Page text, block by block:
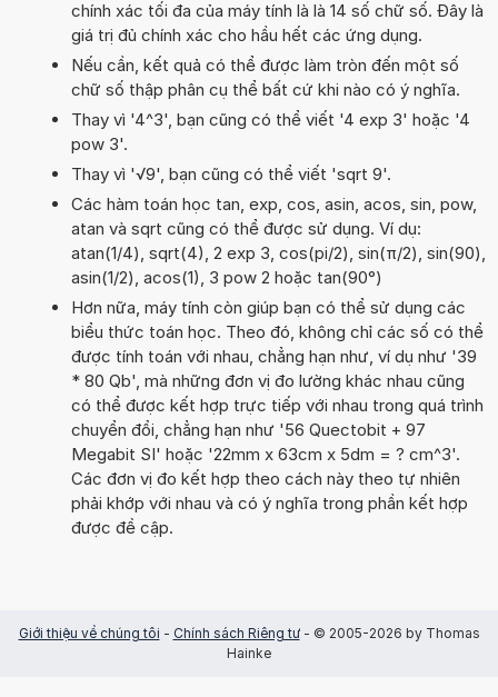
chính xác tối đa của máy tính là là 14 số chữ số. Đây là
giá trị đủ chính xác cho hầu hết các ứng dụng.
Nếu cần, kết quả có thể được làm tròn đến một số
chữ số thập phân cụ thể bất cứ khi nào có ý nghĩa.
Thay vì '4^3', bạn cũng có thể viết '4 exp 3' hoặc '4
pow 3'.
Thay vì '√9', bạn cũng có thể viết 'sqrt 9'.
Các hàm toán học tan, exp, cos, asin, acos, sin, pow,
atan và sqrt cũng có thể được sử dụng. Ví dụ:
atan(1/4), sqrt(4), 2 exp 3, cos(pi/2), sin(π/2), sin(90),
asin(1/2), acos(1), 3 pow 2 hoặc tan(90°)
Hơn nữa, máy tính còn giúp bạn có thể sử dụng các
biểu thức toán học. Theo đó, không chỉ các số có thể
được tính toán với nhau, chẳng hạn như, ví dụ như '39
* 80 Qb', mà những đơn vị đo lường khác nhau cũng
có thể được kết hợp trực tiếp với nhau trong quá trình
chuyển đổi, chẳng hạn như '56 Quectobit + 97
Megabit SI' hoặc '22mm x 63cm x 5dm = ? cm^3'.
Các đơn vị đo kết hợp theo cách này theo tự nhiên
phải khớp với nhau và có ý nghĩa trong phần kết hợp
được đề cập.
Giới thiệu về chúng tôi - Chính sách Riêng tư- © 2005-2026 by Thomas
Hainke